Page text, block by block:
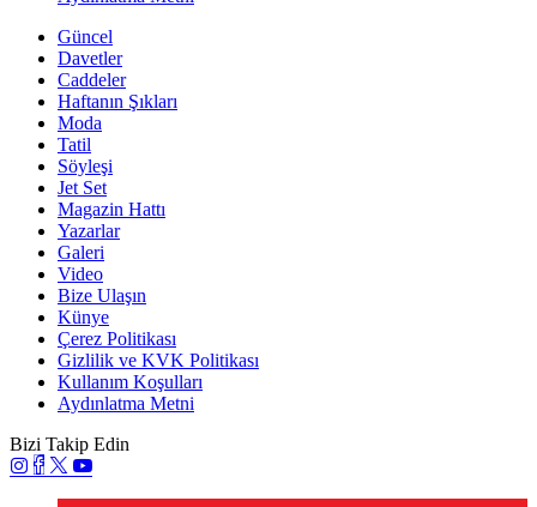
Güncel
Davetler
Caddeler
Haftanın Şıkları
Moda
Tatil
Söyleşi
Jet Set
Magazin Hattı
Yazarlar
Galeri
Video
Bize Ulaşın
Künye
Çerez Politikası
Gizlilik ve KVK Politikası
Kullanım Koşulları
Aydınlatma Metni
Bizi Takip Edin